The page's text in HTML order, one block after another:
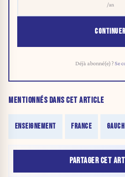
/an
CONTINUER
Déjà abonné(e) ?Se
MENTIONNÉS DANS CET ARTICLE
ENSEIGNEMENT FRANCE
PARTAGER CET